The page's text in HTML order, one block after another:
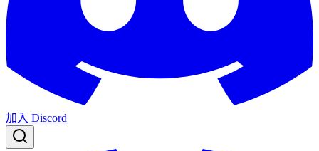
加入 Discord